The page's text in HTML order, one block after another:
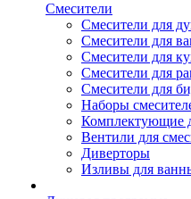
Смесители
Смесители для
Смесители для
Смесители для
Смесители для
Смесители для
Наборы
Комплектующие
Вентили для
Диверторы
Изливы для